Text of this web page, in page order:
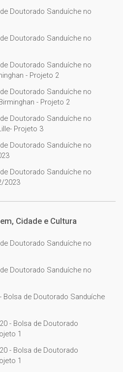
Doutorado Sanduíche no
Doutorado Sanduíche no
Doutorado Sanduíche no
- Projeto 2
Doutorado Sanduíche no
- Projeto 2
Doutorado Sanduíche no
Projeto 3
Doutorado Sanduíche no
Doutorado Sanduíche no
2023
Cidade e Cultura
Doutorado Sanduíche no
Doutorado Sanduíche no
Bolsa de Doutorado Sanduíche
- Bolsa de Doutorado
1
- Bolsa de Doutorado
1